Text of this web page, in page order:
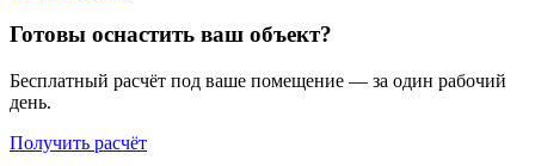
Готовы оснастить ваш объект?
Бесплатный расчёт под ваше помещение — за один рабочий
день.
Получить расчёт